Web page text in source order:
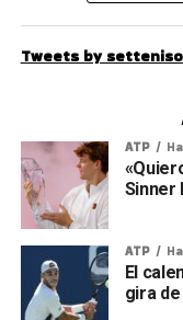
Tweets by
ATP
Sinner
ATP
El
gira